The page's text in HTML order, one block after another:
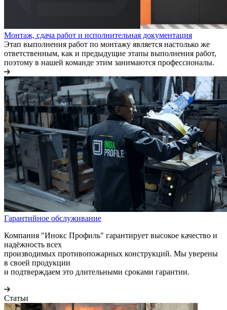
Монтаж, сдача работ и исполнительная документация
Этап выполнения работ по монтажу является настолько же
ответственным, как и предыдущие этапы выполнения работ,
поэтому в нашей команде этим занимаются профессионалы.
Гарантийное обслуживание
Компания "Инокс Профиль" гарантирует высокое качество и
надёжность всех
производимых противопожарных конструкций. Мы уверены
в своей продукции
и подтверждаем это длительными сроками гарантии.
Статьи